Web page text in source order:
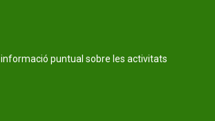
puntual sobre les activitats